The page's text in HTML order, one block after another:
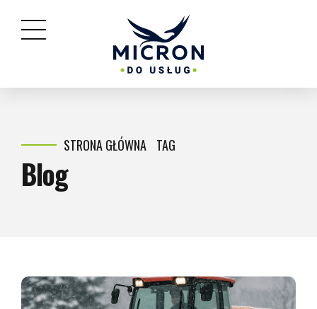
STRONA GŁÓWNA TAG
Blog